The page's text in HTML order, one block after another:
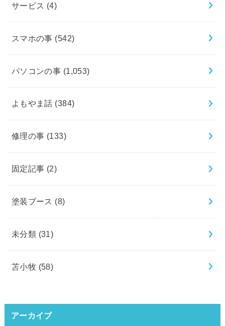
サービス (4)
スマホの事 (542)
パソコンの事 (1,053)
よもやま話 (384)
修理の事 (133)
固定記事 (2)
塗装ブース (8)
未分類 (31)
苫小牧 (58)
アーカイブ